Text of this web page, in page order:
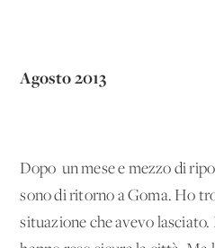
Agosto 2013
Dopo un mese e mezzo di
sono di ritorno a Goma. Ho
situazione che avevo lasciato.